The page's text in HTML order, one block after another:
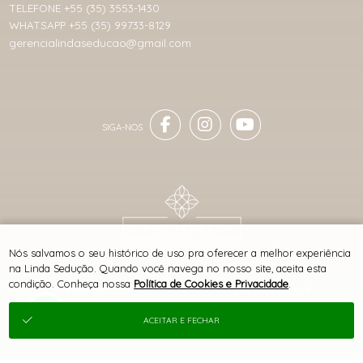
SITE 100% SEGURO PLATAFORMA B2B
TELEFONE +55 (35) 3553-1430
WHATSAPP +55 (35) 99733-8129
gerencialindaseducao@gmail.com
® TODOS DIREITOS RESERVADOS
Nós salvamos o seu histórico de uso pra oferecer a melhor experiência
na Linda Sedução. Quando você navega no nosso site, aceita esta
condição. Conheça nossa Política de Cookies e Privacidade
ACEITAR E FECHAR